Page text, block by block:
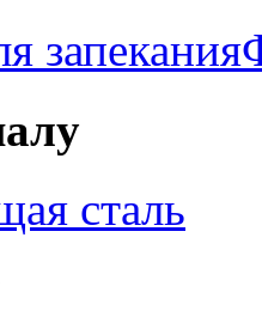
запекания
сталь